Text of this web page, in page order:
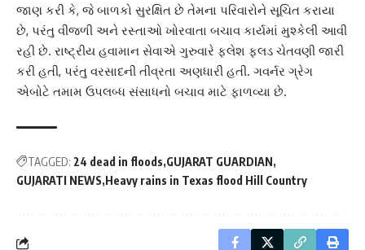
જાણ કરી કે, જે બાળકો સુરક્ષિત છે તેમના પરિવારોને સૂચિત કરાયા
છે, પરંતુ વીજળી અને રસ્તાઓ ખોરવાતા બચાવ કાર્યમાં મુશ્કેલી આવી
રહી છે. રાષ્ટ્રીય હવામાન સેવાએ ગુરુવારે ફ્લેશ ફ્લડ ચેતવણી જારી
કરી હતી, પરંતુ વરસાદની તીવ્રતા અણધારી હતી. ગવર્નર ગ્રેગ
એબોટે તમામ ઉપલબ્ધ સંસાધનો બચાવ માટે ફાળવ્યા છે.
TAGGED: 24 dead in floods GUJARAT GUARDIAN
GUJARATI NEWS Heavy rains in Texas flood Hill Country